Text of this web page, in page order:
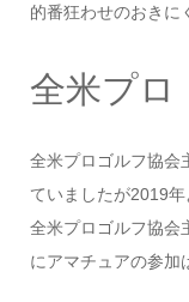
的番狂わせのおきに
全米プロ
全米プロゴルフ協会
ていましたが2019年
全米プロゴルフ協会
にアマチュアの参加